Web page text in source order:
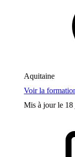
Aquitaine
Voir la
Mis à jour le